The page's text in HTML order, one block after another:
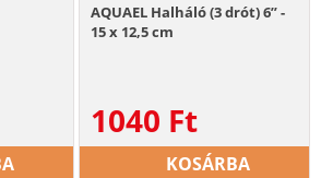
AQUAEL Halháló (3 drót) 6” -
15 x 12,5 cm
1040 Ft
KOSÁRBA